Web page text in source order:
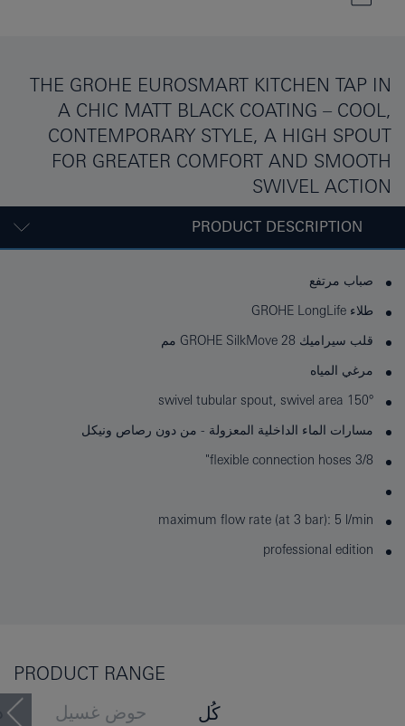
THE GROHE EUROSMART KITCHEN TAP IN
A CHIC MATT BLACK COATING – COOL,
CONTEMPORARY STYLE, A HIGH SPOUT
FOR GREATER COMFORT AND SMOOTH
SWIVEL ACTION
PRODUCT DESCRIPTION
صباب مرتفع
طلاء GROHE LongLife
قلب سيراميك GROHE SilkMove 28 مم
مرغي المياه
swivel tubular spout, swivel area 150°
مسارات الماء الداخلية المعزولة - من دون رصاص ونيكل
flexible connection hoses 3/8"
maximum flow rate (at 3 bar): 5 l/min
professional edition
PRODUCT RANGE
كُل حوض غسيل